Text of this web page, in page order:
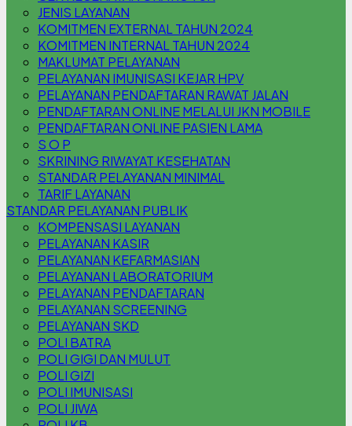
JENIS LAYANAN
KOMITMEN EXTERNAL TAHUN 2024
KOMITMEN INTERNAL TAHUN 2024
MAKLUMAT PELAYANAN
PELAYANAN IMUNISASI KEJAR HPV
PELAYANAN PENDAFTARAN RAWAT JALAN
PENDAFTARAN ONLINE MELALUI JKN MOBILE
PENDAFTARAN ONLINE PASIEN LAMA
S O P
SKRINING RIWAYAT KESEHATAN
STANDAR PELAYANAN MINIMAL
TARIF LAYANAN
STANDAR PELAYANAN PUBLIK
KOMPENSASI LAYANAN
PELAYANAN KASIR
PELAYANAN KEFARMASIAN
PELAYANAN LABORATORIUM
PELAYANAN PENDAFTARAN
PELAYANAN SCREENING
PELAYANAN SKD
POLI BATRA
POLI GIGI DAN MULUT
POLI GIZI
POLI IMUNISASI
POLI JIWA